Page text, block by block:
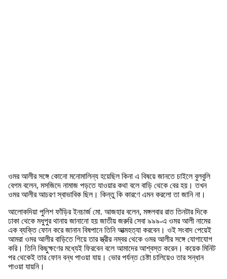
ওমর আলীর সঙ্গে কোনো মনোমালিন্য হয়েছিল কিনা এ বিষয়ে জানতে চাইলে বুলবুলি
বেগম বলেন, মসজিদে নামাজ পড়তে যাওয়ার কথা বলে বাড়ি থেকে বের হয়। তখন
ওমর আলীর আচরণ স্বাভাবিক ছিল। কিন্তু কি কারণে এমন করলো তা জানি না।
আলোকদিয়া পুলিশ ফাঁড়ির ইনচার্জ মো. আজহার বলেন, মঙ্গলবার রাত তিনটার দিকে
ঢাকা থেকে মধুপুর থানায় জানানো হয় জাতীয় জরুরি সেবা ৯৯৯-এ ওমর আলী নামের
এক ব্যক্তি ফোন করে জানান বিষপানে তিনি আত্মহত্যা করবেন। ওই সংবাদ পেয়েই
আমরা ওমর আলীর বাড়িতে গিয়ে তার স্ত্রীর নম্বর থেকে ওমর আলীর সঙ্গে যোগাযোগ
করি। তিনি কিছুক্ষণের মধ্যেই ফিরবেন বলে আমাদের আশ্বস্ত করেন। কয়েক মিনিট
পর থেকেই তার ফোন বন্ধ পাওয়া যায়। ভোর পর্যন্ত চেষ্টা চালিয়েও তার সন্ধান
পাওয়া যায়নি।